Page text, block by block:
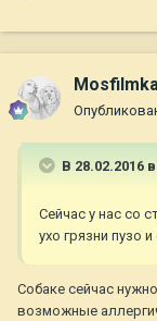
В 28.02.2016
Сейчас у нас со
ухо грязни пузо
Собаке сейчас
возможные